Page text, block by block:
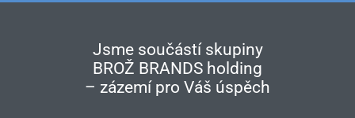
Jsme součástí skupiny
BROŽ BRANDS holding
– zázemí pro Váš úspěch